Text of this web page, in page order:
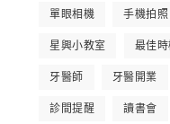
單眼相機 手機拍照
星興小教室 最佳時
牙醫師 牙醫開業
診間提醒 讀書會